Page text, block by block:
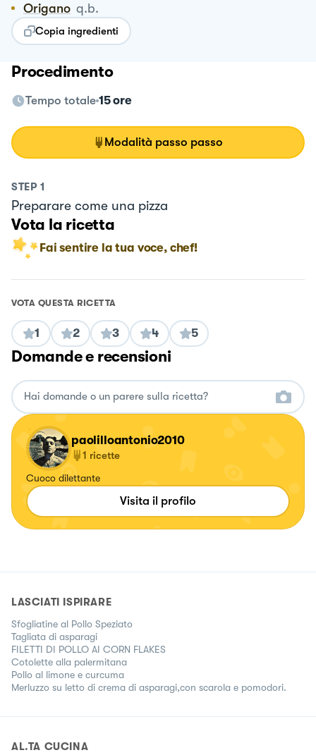
Origano q.b.
Copia ingredienti
Procedimento
Tempo totale 15 ore
Modalità passo passo
STEP 1
Preparare come una pizza
Vota la ricetta
Fai sentire la tua voce, chef!
VOTA QUESTA RICETTA
1 2 3 4 5
Domande e recensioni
paolilloantonio2010
1 ricette
Cuoco dilettante
Visita il profilo
LASCIATI ISPIRARE
Sfogliatine al Pollo Speziato
Tagliata di asparagi
FILETTI DI POLLO AI CORN FLAKES
Cotolette alla palermitana
Pollo al limone e curcuma
Merluzzo su letto di crema di asparagi,con scarola e pomodori.
AL.TA CUCINA